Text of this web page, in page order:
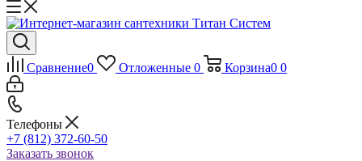
Сравнение0 Отложенные 0 Корзина0 0
Телефоны
+7 (812) 372-60-50
Заказать звонок